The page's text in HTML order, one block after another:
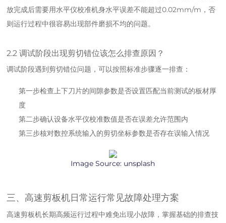
放完成后需要用水平仪校准机身水平误差不能超过0.02mm/m，否
则运行过程中很容易出现部件磨损不均的问题。
2.2 调试阶段出现剪切错位该怎么排查原因？
调试阶段遇到剪切错位问题，可以按照标准步骤逐一排查：
第一步检查上下刀片的间隙参数是否设置匹配当前测试的板材厚
度
第二步确认设备水平仪校准数值是否在误差允许范围内
第三步核对数控系统输入的剪切坐标参数是否存在误输入情况
Image Source: unsplash
三、高速剪板机日常运行常见故障处理方案
高速剪板机长期高频运行过程中难免出现小故障，掌握基础的排查技